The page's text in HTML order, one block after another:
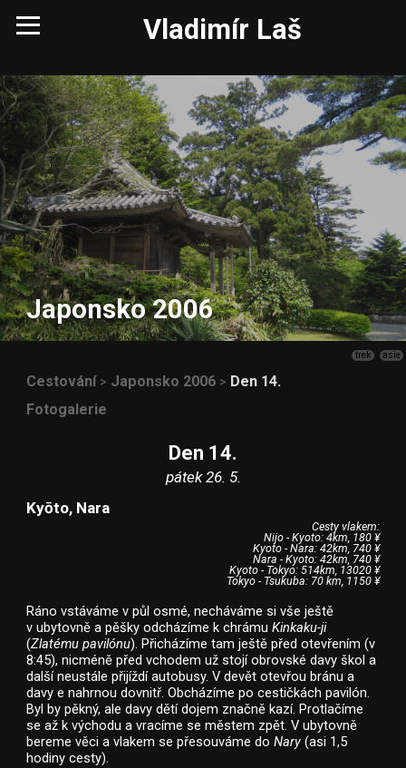
Vladimír Laš
Japonsko 2006
trek asie
Cestování> Japonsko 2006 > Den 14.
Fotogalerie
Den 14.
pátek 26. 5.
Kyōto, Nara
Cesty vlakem:
Nijo - Kyoto: 4km, 180 ¥
Kyoto - Nara: 42km, 740 ¥
Nara - Kyoto: 42km, 740 ¥
Kyoto - Tokyo: 514km, 13020 ¥
Tokyo - Tsukuba: 70 km, 1150 ¥
Ráno vstáváme v půl osmé, necháváme si vše ještě
v ubytovně a pěšky odcházíme k chrámuKinkaku-ji
(Zlatému pavilónu). Přicházíme tam ještě před otevřením (v
8:45), nicméně před vchodem už stojí obrovské davy škol a
další neustále přijíždí autobusy. V devět otevřou bránu a
davy e nahrnou dovnitř. Obcházíme po cestičkách pavilón.
Byl by pěkný, ale davy dětí dojem značně kazí. Protlačíme
se až k východu a vracíme se městem zpět. V ubytovně
bereme věci a vlakem se přesouváme doNary (asi 1,5
hodiny cesty).